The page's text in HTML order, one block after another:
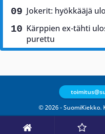
Jokerit: hyökkääjä
Kärppien ex-tähti
purettu
© 2026 -